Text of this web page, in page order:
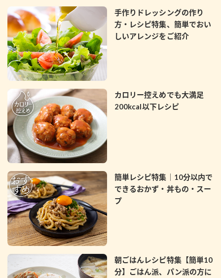
鍋奉行マニュアル
ミツカンのCM
ロングセラー商品 ＋ おすすめレシピ
人気商品 ＋ おすすめレシピ
キッザニア東京「ぽん酢工房」
ミツカン公式通販
検索
業務用サイト ミツカングループについて
手作りドレッシングの作り
方・レシピ特集、簡単でおい
しいアレンジをご紹介
カロリー控えめでも大満足
200kcal以下レシピ
簡単レシピ特集｜10分以内で
できるおかず・丼もの・スー
プ
朝ごはんレシピ特集【簡単10
分】ごはん派、パン派の方に